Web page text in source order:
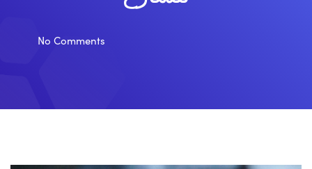
No Comments